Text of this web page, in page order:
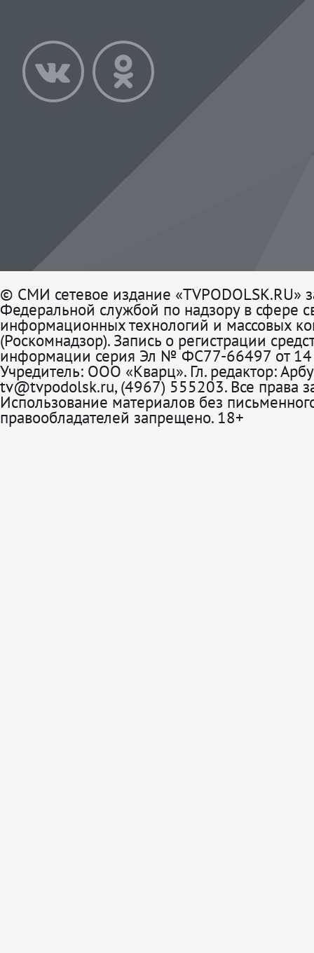
© СМИ сетевое издание «TVPODOLSK.RU»
Федеральной службой по надзору в сфере
информационных технологий и массовых
(Роскомнадзор). Запись о регистрации
информации серия Эл № ФС77-66497 от 14
Учредитель: ООО «Кварц». Гл. редактор:
tv@tvpodolsk.ru, (4967) 555203. Все права
Использование материалов без
правообладателей запрещено. 18+